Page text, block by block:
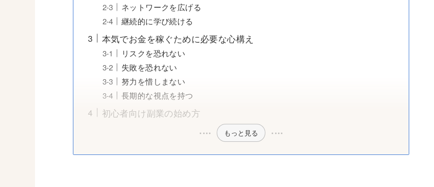
ネットワークを広げる
継続的に学び続ける
本気でお金を稼ぐために必要な心構え
リスクを恐れない
失敗を恐れない
努力を惜しまない
長期的な視点を持つ
初心者向け副業の始め方
もっと見る